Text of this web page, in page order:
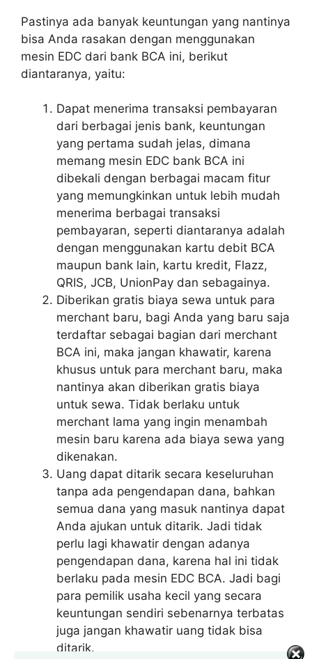
Pastinya ada banyak keuntungan yang nantinya
bisa Anda rasakan dengan menggunakan
mesin EDC dari bank BCA ini, berikut
diantaranya, yaitu:
Dapat menerima transaksi pembayaran
dari berbagai jenis bank, keuntungan
yang pertama sudah jelas, dimana
memang mesin EDC bank BCA ini
dibekali dengan berbagai macam fitur
yang memungkinkan untuk lebih mudah
menerima berbagai transaksi
pembayaran, seperti diantaranya adalah
dengan menggunakan kartu debit BCA
maupun bank lain, kartu kredit, Flazz,
QRIS, JCB, UnionPay dan sebagainya.
Diberikan gratis biaya sewa untuk para
merchant baru, bagi Anda yang baru saja
terdaftar sebagai bagian dari merchant
BCA ini, maka jangan khawatir, karena
khusus untuk para merchant baru, maka
nantinya akan diberikan gratis biaya
untuk sewa. Tidak berlaku untuk
merchant lama yang ingin menambah
mesin baru karena ada biaya sewa yang
dikenakan.
Uang dapat ditarik secara keseluruhan
tanpa ada pengendapan dana, bahkan
semua dana yang masuk nantinya dapat
Anda ajukan untuk ditarik. Jadi tidak
perlu lagi khawatir dengan adanya
pengendapan dana, karena hal ini tidak
berlaku pada mesin EDC BCA. Jadi bagi
para pemilik usaha kecil yang secara
keuntungan sendiri sebenarnya terbatas
juga jangan khawatir uang tidak bisa
ditarik.